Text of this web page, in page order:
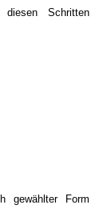
Schritten
gewählter Form